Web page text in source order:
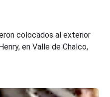
colocados al exterior
en Valle de Chalco,